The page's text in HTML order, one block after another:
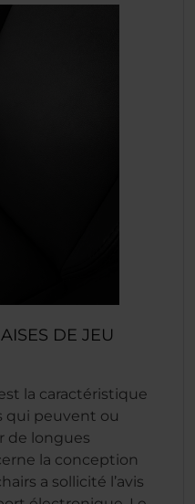
DE JEU
la caractéristique
qui peuvent ou
de longues
la conception
a sollicité l’avis